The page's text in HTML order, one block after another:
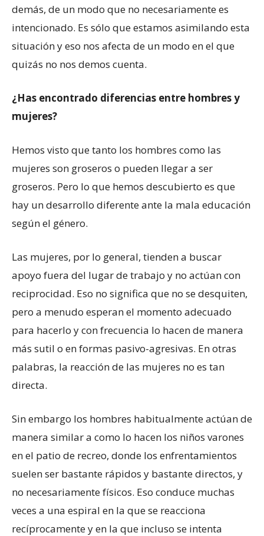
demás, de un modo que no necesariamente es
intencionado. Es sólo que estamos asimilando esta
situación y eso nos afecta de un modo en el que
quizás no nos demos cuenta.
¿Has encontrado diferencias entre hombres y
mujeres?
Hemos visto que tanto los hombres como las
mujeres son groseros o pueden llegar a ser
groseros. Pero lo que hemos descubierto es que
hay un desarrollo diferente ante la mala educación
según el género.
Las mujeres, por lo general, tienden a buscar
apoyo fuera del lugar de trabajo y no actúan con
reciprocidad. Eso no significa que no se desquiten,
pero a menudo esperan el momento adecuado
para hacerlo y con frecuencia lo hacen de manera
más sutil o en formas pasivo-agresivas. En otras
palabras, la reacción de las mujeres no es tan
directa.
Sin embargo los hombres habitualmente actúan de
manera similar a como lo hacen los niños varones
en el patio de recreo, donde los enfrentamientos
suelen ser bastante rápidos y bastante directos, y
no necesariamente físicos. Eso conduce muchas
veces a una espiral en la que se reacciona
recíprocamente y en la que incluso se intenta